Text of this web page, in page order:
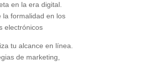
en la era digital.
la formalidad en los
electrónicos
tu alcance en línea.
de marketing,